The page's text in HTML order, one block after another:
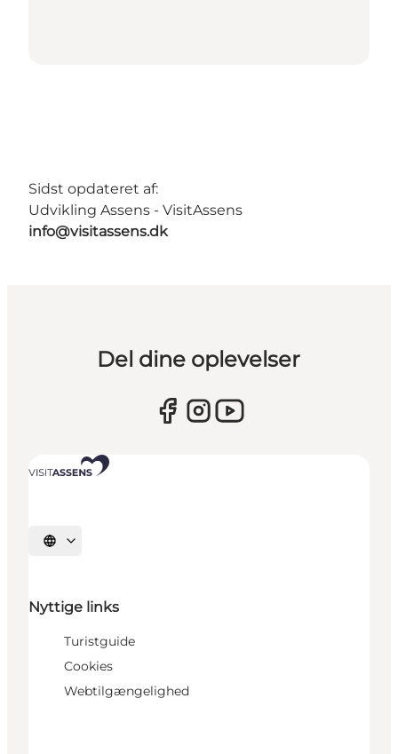
Sidst opdateret af:
Udvikling Assens - VisitAssens
info@visitassens.dk
Del dine oplevelser
Vælg sprog
Nyttige links
Turistguide
Cookies
Webtilgængelighed